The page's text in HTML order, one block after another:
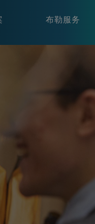
布勒服务